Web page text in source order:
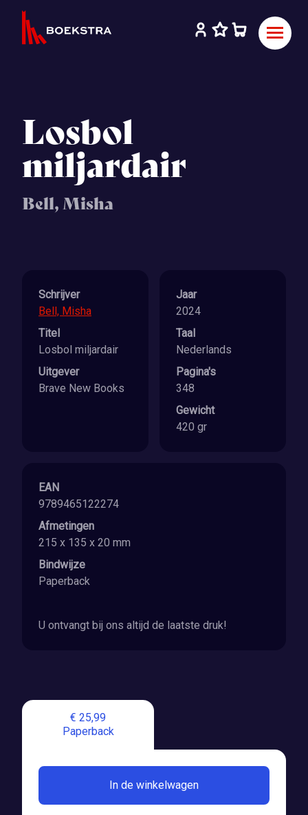
Losbol
miljardair
Bell, Misha
€ 25,99
Paperback
In de winkelwagen
Schrijver
Bell, Misha
Titel
Losbol miljardair
Uitgever
Brave New Books
Jaar
2024
Taal
Nederlands
Pagina's
348
Gewicht
420 gr
EAN
9789465122274
Afmetingen
215 x 135 x 20 mm
Bindwijze
Paperback
U ontvangt bij ons altijd de laatste druk!